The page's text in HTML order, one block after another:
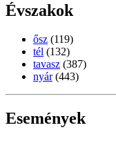
Évszakok
ősz (119)
tél (132)
tavasz (387)
nyár (443)
Események